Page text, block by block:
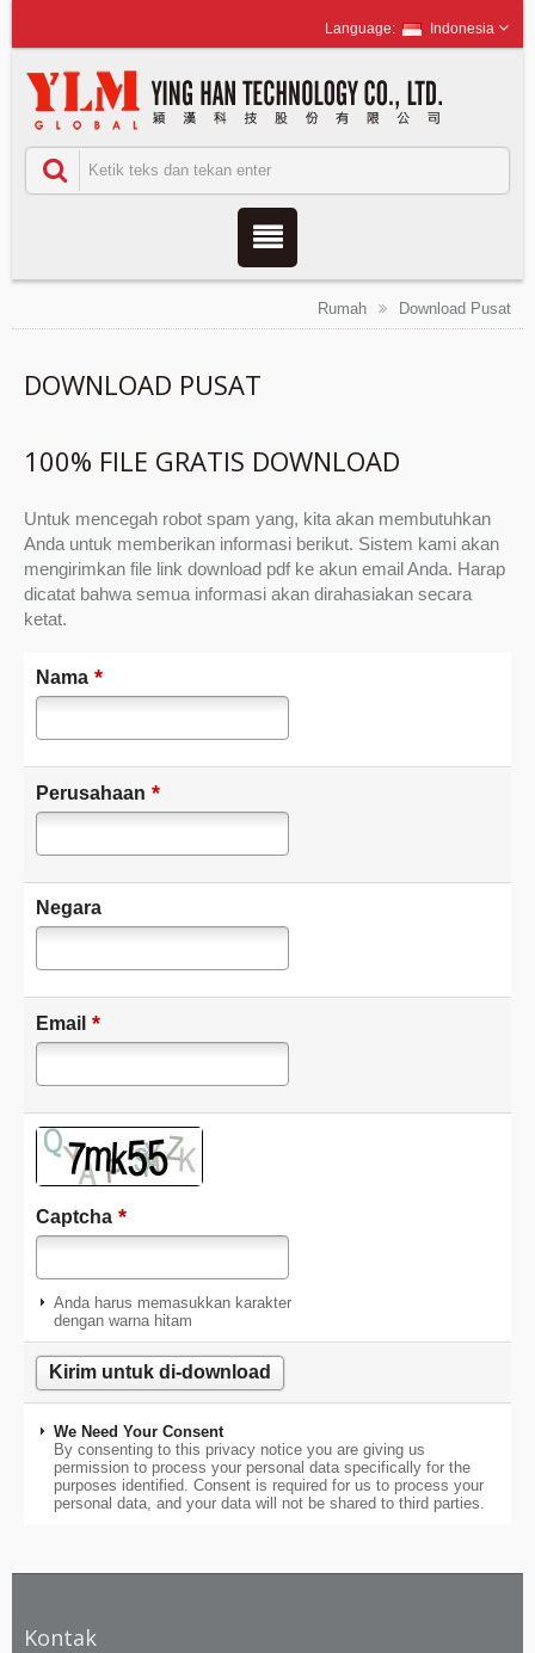
Indonesia
Rumah Download Pusat
DOWNLOAD PUSAT
100% FILE GRATIS DOWNLOAD
Untuk mencegah robot spam yang, kita akan membutuhkan
Anda untuk memberikan informasi berikut. Sistem kami akan
mengirimkan file link download pdf ke akun email Anda. Harap
dicatat bahwa semua informasi akan dirahasiakan secara
ketat.
Nama *
Perusahaan *
Negara
Email *
Captcha *
Anda harus memasukkan karakter
dengan warna hitam
We Need Your Consent
By consenting to this privacy notice you are giving us
permission to process your personal data specifically for the
purposes identified. Consent is required for us to process your
personal data, and your data will not be shared to third parties.
Kontak